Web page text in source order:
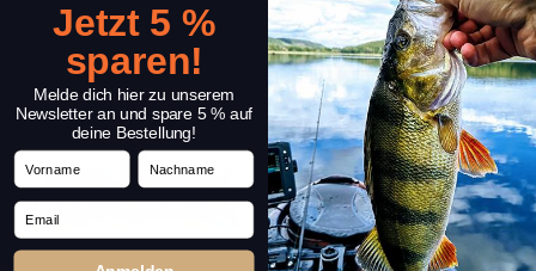
NORIES Pro-Cure
Jetzt 5 %
sparen!
Melde dich hier zu unserem
Newsletter an und spare 5 % auf
deine Bestellung!
Vorname Nachname
Email